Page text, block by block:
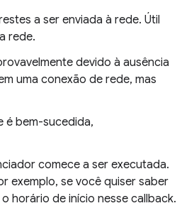
a ser enviada à rede. Útil
rede.
devido à ausência
uma conexão de rede, mas
é bem-sucedida,
comece a ser executada.
exemplo, se você quiser saber
horário de início nesse callback.